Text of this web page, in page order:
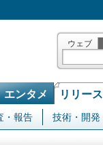
ウェブ
エンタメ リリース
・報告 技術・開発